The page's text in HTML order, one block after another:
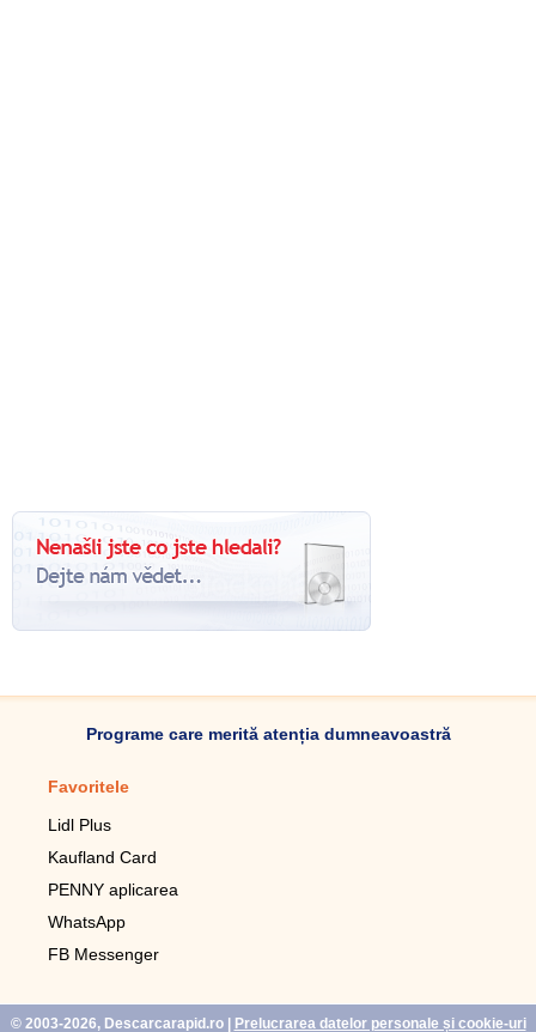
Programe care merită atenția dumneavoastră
Favoritele
Lidl Plus
Kaufland Card
PENNY aplicarea
WhatsApp
FB Messenger
© 2003-2026, Descarcarapid.ro| Prelucrarea datelor personale și cookie-uri